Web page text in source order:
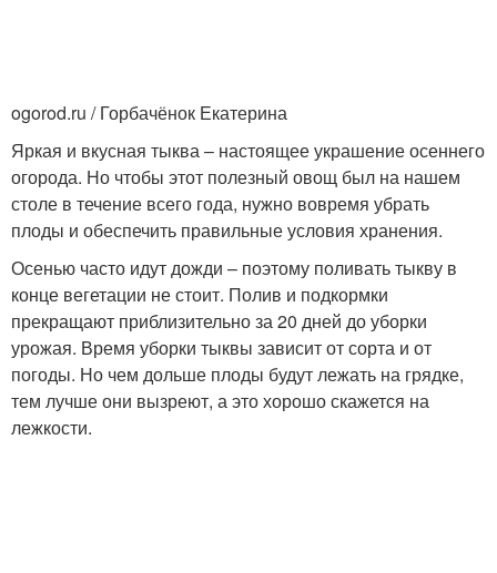
ogorod.ru / Горбачёнок Екатерина
Яркая и вкусная тыква – настоящее украшение осеннего
огорода. Но чтобы этот полезный овощ был на нашем
столе в течение всего года, нужно вовремя убрать
плоды и обеспечить правильные условия хранения.
Осенью часто идут дожди – поэтому поливать тыкву в
конце вегетации не стоит. Полив и подкормки
прекращают приблизительно за 20 дней до уборки
урожая. Время уборки тыквы зависит от сорта и от
погоды. Но чем дольше плоды будут лежать на грядке,
тем лучше они вызреют, а это хорошо скажется на
лежкости.